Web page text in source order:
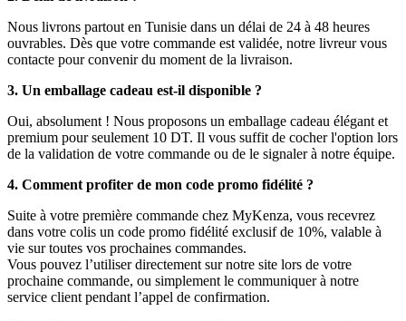
Nous livrons partout en Tunisie dans un délai de 24 à 48 heures
ouvrables. Dès que votre commande est validée, notre livreur vous
contacte pour convenir du moment de la livraison.
3. Un emballage cadeau est-il disponible ?
Oui, absolument ! Nous proposons un emballage cadeau élégant et
premium pour seulement 10 DT. Il vous suffit de cocher l'option lors
de la validation de votre commande ou de le signaler à notre équipe.
4. Comment profiter de mon code promo fidélité ?
Suite à votre première commande chez MyKenza, vous recevrez
dans votre colis un code promo fidélité exclusif de 10%, valable à
vie sur toutes vos prochaines commandes.
Vous pouvez l’utiliser directement sur notre site lors de votre
prochaine commande, ou simplement le communiquer à notre
service client pendant l’appel de confirmation.